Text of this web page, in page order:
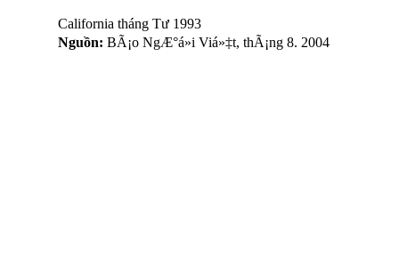
California tháng Tư 1993
Nguồn: BÃ¡o NgÆ°á»i Viá»‡t, thÃ¡ng 8. 2004